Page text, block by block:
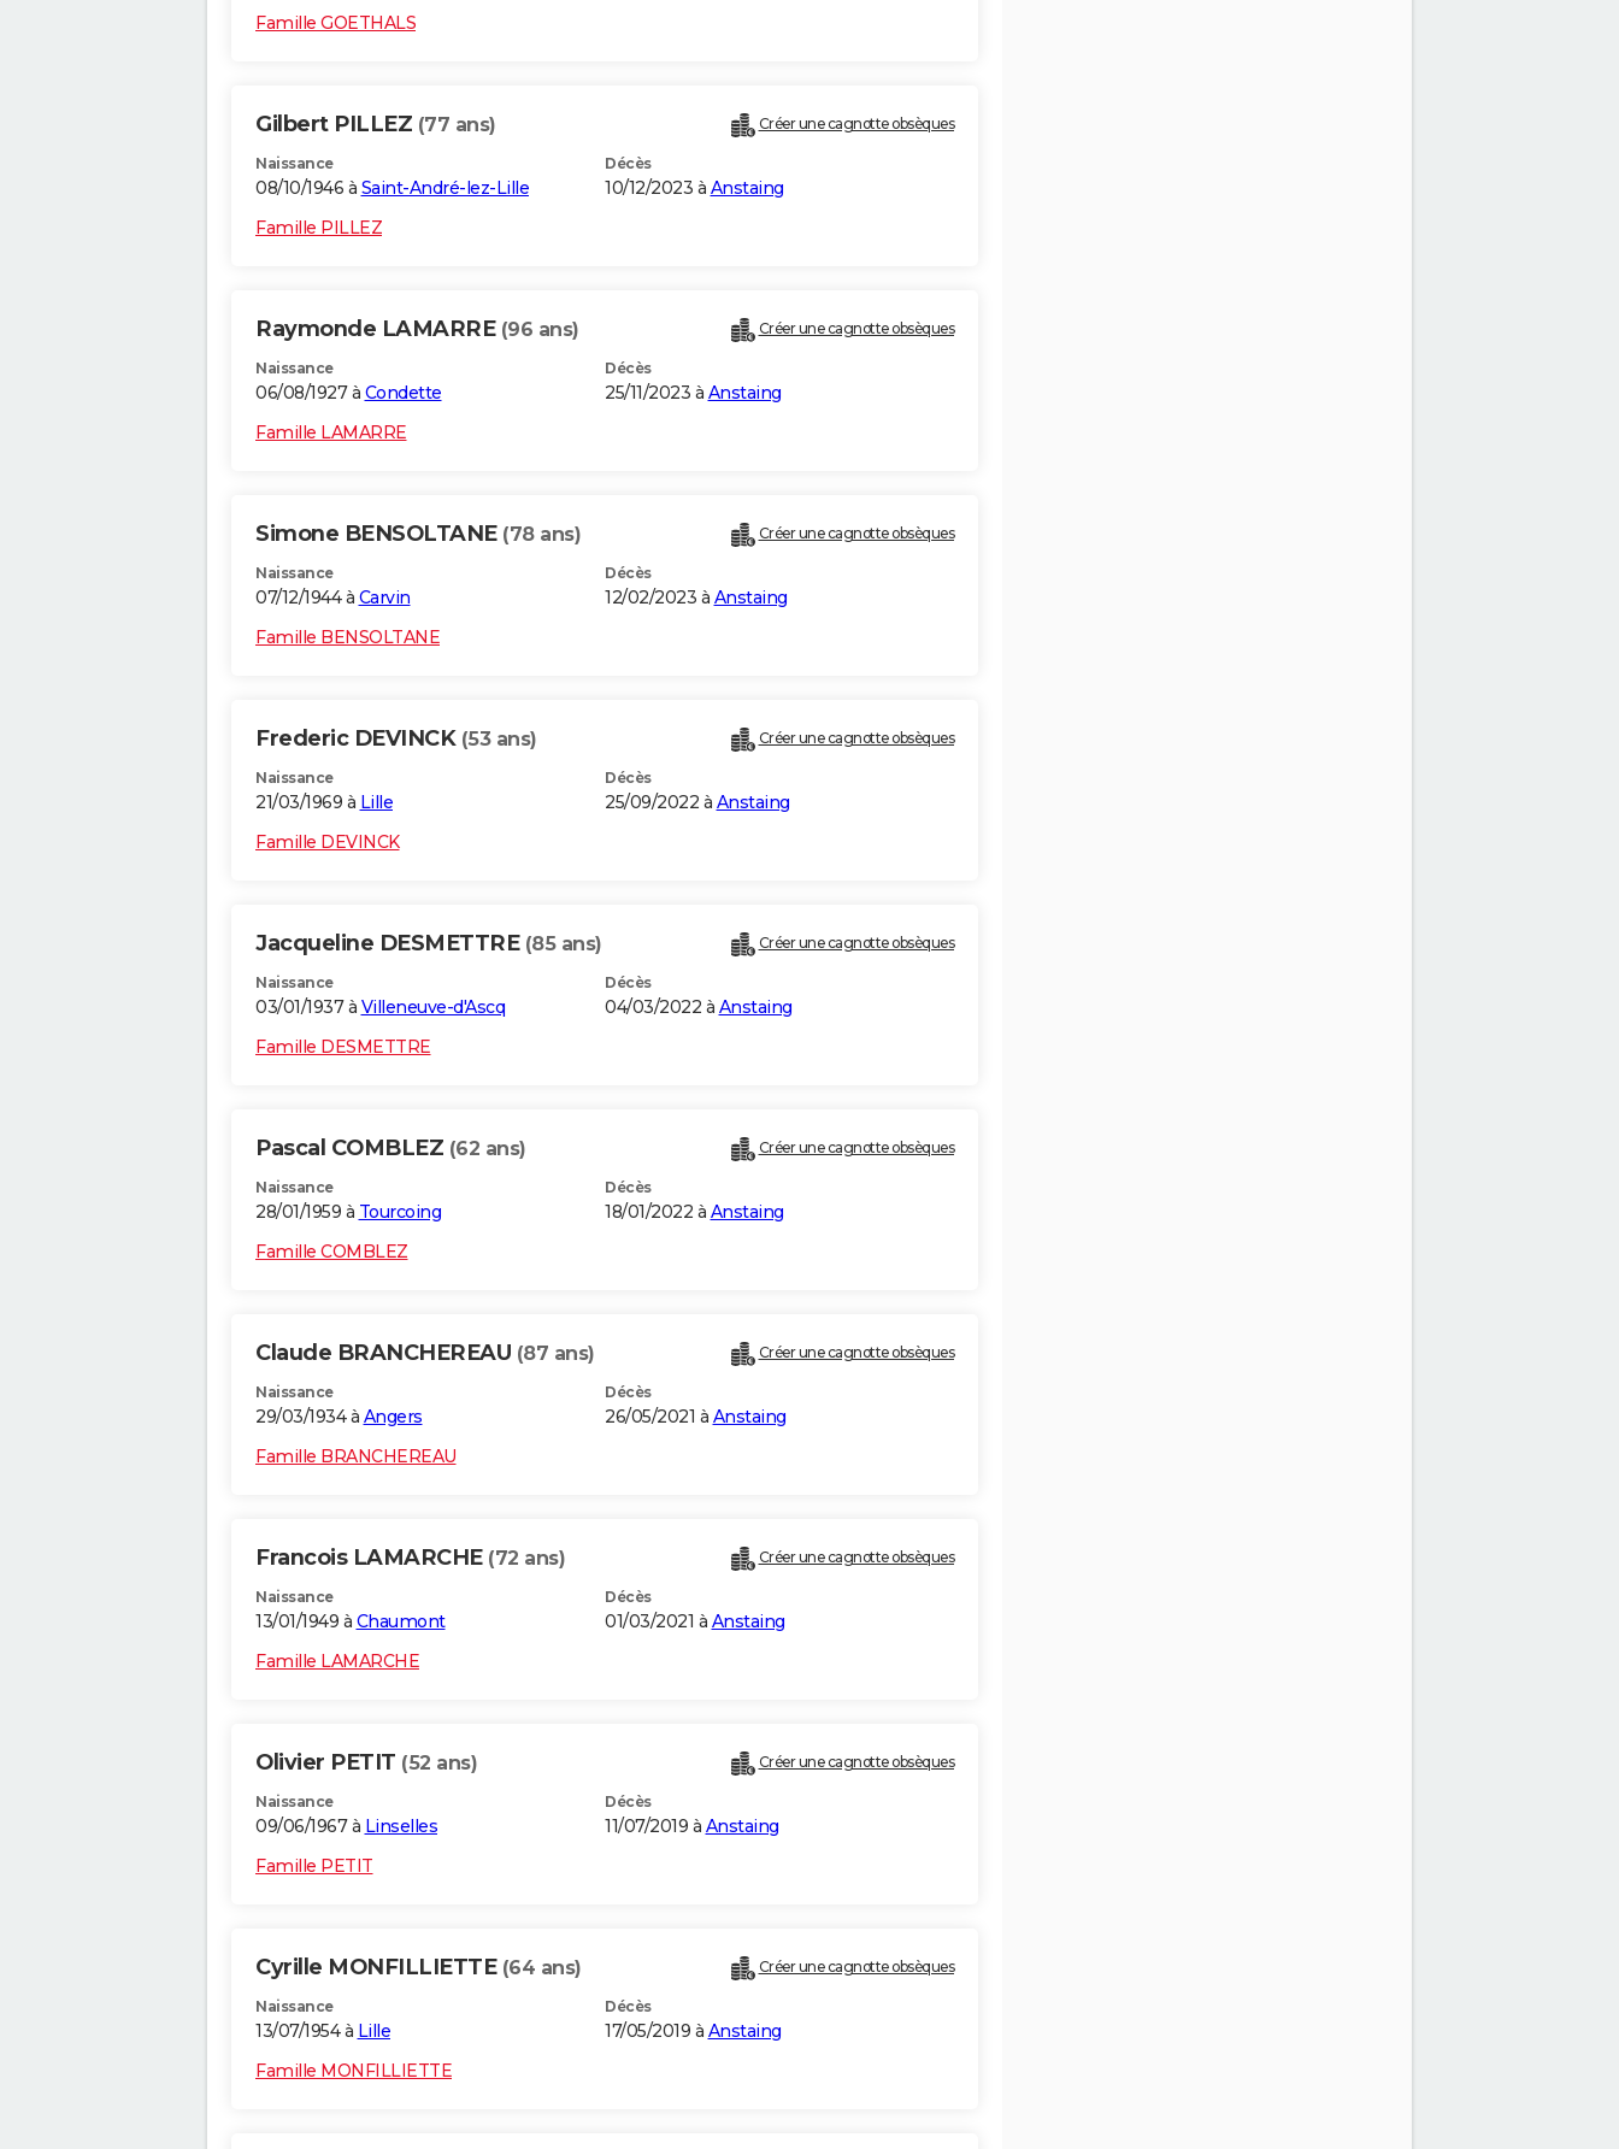
Famille GOETHALS
Gilbert PILLEZ (77 ans) Créer une cagnotte obsèques
Naissance
08/10/1946 à Saint-André-lez-Lille
Décès
10/12/2023 à Anstaing
Famille PILLEZ
Raymonde LAMARRE (96 ans) Créer une cagnotte obsèques
Naissance
06/08/1927 à Condette
Décès
25/11/2023 à Anstaing
Famille LAMARRE
Simone BENSOLTANE (78 ans) Créer une cagnotte obsèques
Naissance
07/12/1944 à Carvin
Décès
12/02/2023 à Anstaing
Famille BENSOLTANE
Frederic DEVINCK (53 ans) Créer une cagnotte obsèques
Naissance
21/03/1969 à Lille
Décès
25/09/2022 à Anstaing
Famille DEVINCK
Jacqueline DESMETTRE (85 ans) Créer une cagnotte obsèques
Naissance
03/01/1937 à Villeneuve-d'Ascq
Décès
04/03/2022 à Anstaing
Famille DESMETTRE
Pascal COMBLEZ (62 ans) Créer une cagnotte obsèques
Naissance
28/01/1959 à Tourcoing
Décès
18/01/2022 à Anstaing
Famille COMBLEZ
Claude BRANCHEREAU (87 ans) Créer une cagnotte obsèques
Naissance
29/03/1934 à Angers
Décès
26/05/2021 à Anstaing
Famille BRANCHEREAU
Francois LAMARCHE (72 ans) Créer une cagnotte obsèques
Naissance
13/01/1949 à Chaumont
Décès
01/03/2021 à Anstaing
Famille LAMARCHE
Olivier PETIT (52 ans) Créer une cagnotte obsèques
Naissance
09/06/1967 à Linselles
Décès
11/07/2019 à Anstaing
Famille PETIT
Cyrille MONFILLIETTE (64 ans) Créer une cagnotte obsèques
Naissance
13/07/1954 à Lille
Décès
17/05/2019 à Anstaing
Famille MONFILLIETTE